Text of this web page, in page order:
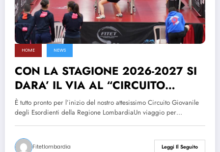
HOME NEWS
CON LA STAGIONE 2026-2027 SI
DARA’ IL VIA AL “CIRCUITO
GIOVANILE DEGLI ESORDIENTI”:
finalmente si parte! Il futuro del
tennistavolo è qui!
È tutto pronto per l’inizio del nostro attesissimo Circuito Giovanile
degli Esordienti della Regione LombardiaUn viaggio per…
Fitetlombardia Leggi Il Seguito